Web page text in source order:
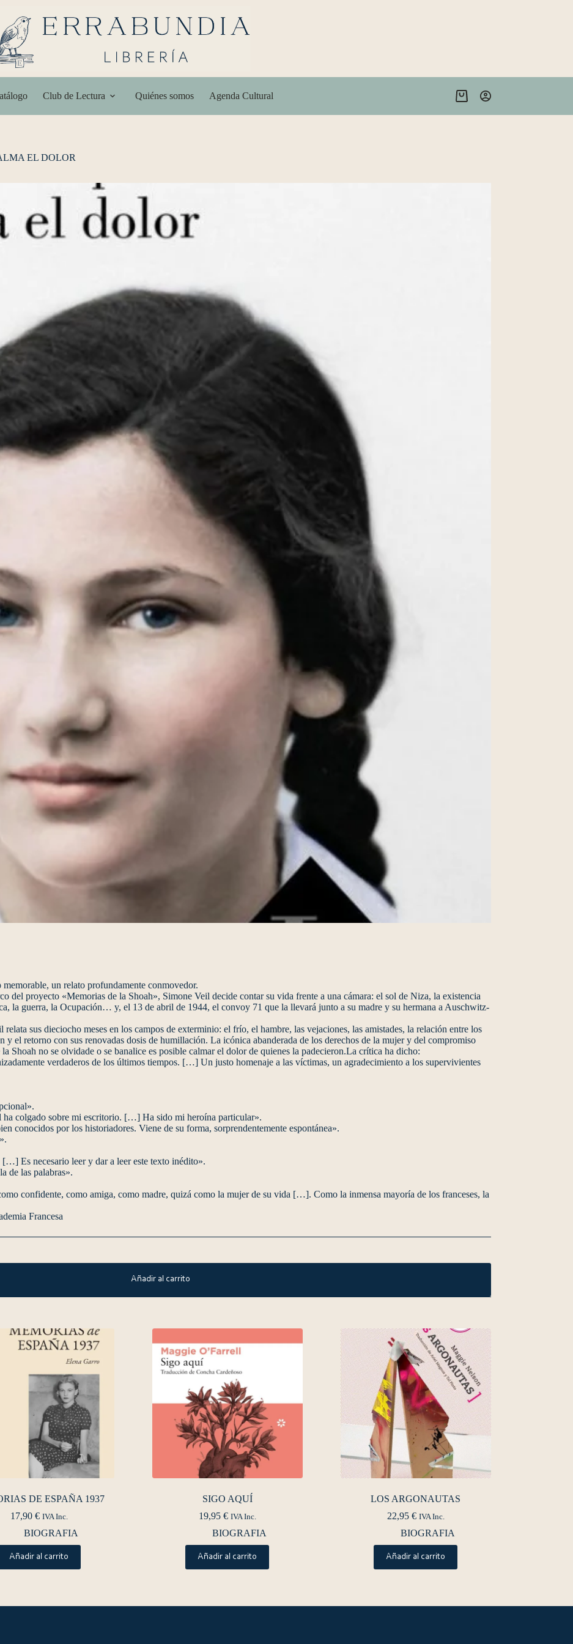
Club de Lectura Quiénes somos Agenda Cultural
EL DOLOR
un relato profundamente conmovedor.
del proyecto «Memorias de la Shoah», Simone Veil decide contar su vida frente a una cámara: el sol de Niza, la existencia
la guerra, la Ocupación… y, el 13 de abril de 1944, el convoy 71 que la llevará junto a su madre y su hermana a Auschwitz-
sus dieciocho meses en los campos de exterminio: el frío, el hambre, las vejaciones, las amistades, la relación entre los
y el retorno con sus renovadas dosis de humillación. La icónica abanderada de los derechos de la mujer y del compromiso
Shoah no se olvidade o se banalice es posible calmar el dolor de quienes la padecieron.La crítica ha dicho:
verdaderos de los últimos tiempos. […] Un justo homenaje a las víctimas, un agradecimiento a los supervivientes
ha colgado sobre mi escritorio. […] Ha sido mi heroína particular».
conocidos por los historiadores. Viene de su forma, sorprendentemente espontánea».
Es necesario leer y dar a leer este texto inédito».
de las palabras».
confidente, como amiga, como madre, quizá como la mujer de su vida […]. Como la inmensa mayoría de los franceses, la
Francesa
Añadir al carrito
DE ESPAÑA 1937
17,90 € IVA Inc.
BIOGRAFIA
Añadir al carrito
SIGO AQUÍ
19,95 € IVA Inc.
BIOGRAFIA
Añadir al carrito
LOS ARGONAUTAS
22,95 € IVA Inc.
BIOGRAFIA
Añadir al carrito